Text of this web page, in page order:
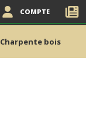
COMPTE
Charpente bois